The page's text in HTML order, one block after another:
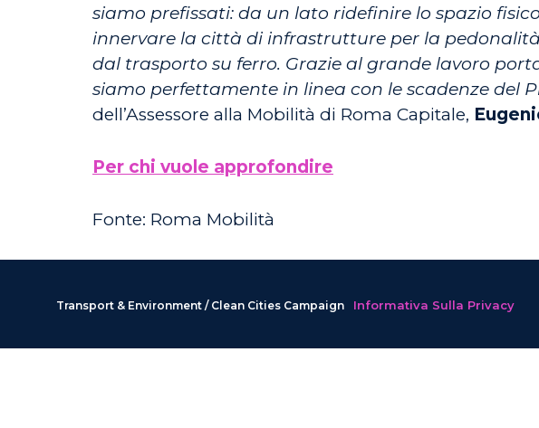
siamo prefissati: da un lato ridefinire lo spazio
innervare la città di infrastrutture per la
dal trasporto su ferro. Grazie al grande lavoro
siamo perfettamente in linea con le scadenze del
dell’Assessore alla Mobilità di Roma Capitale,
Per chi vuole approfondire
Fonte: Roma Mobilità
Transport & Environment / Clean Cities Campaign Informativa Sulla Privacy